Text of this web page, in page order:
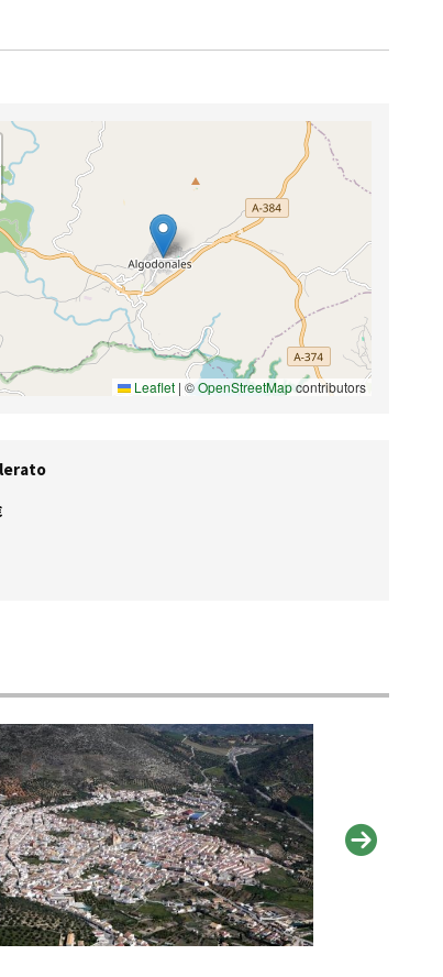
Leaflet | ©OpenStreetMapcontributors